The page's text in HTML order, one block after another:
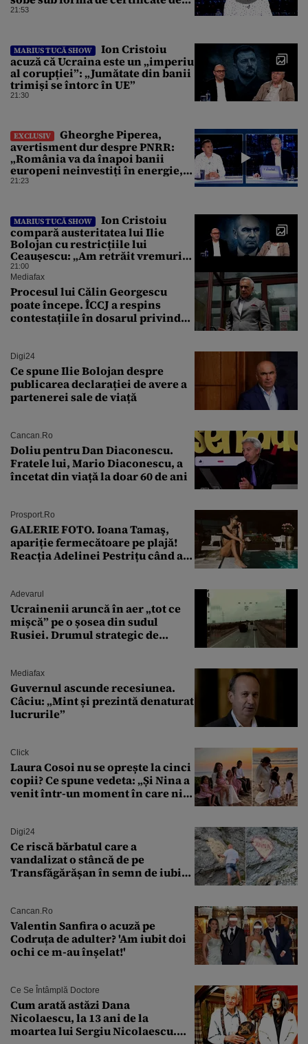
CO2
21:53
MARIUS TUCĂ SHOW
Ion Cristoiu
acuză că Ucraina este un „imperiu
al corupției”: „Jumătate din banii
trimiși se întorc în UE”
21:30
EXCLUSIV
Gheorghe Piperea,
avertisment dur despre PNRR:
„România va da înapoi banii
europeni neinvestiți în energie,
chiar dacă a închis centralele pe
21:23
MARIUS TUCĂ SHOW
Ion Cristoiu
compară austeritatea lui Ilie
Bolojan cu restricțiile lui
Ceaușescu: „Am retrăit vremurile
tinereții”
21:00
Mediafax
Procesul lui Călin Georgescu
poate începe. ÎCCJ a respins
contestațiile în dosarul privind
Digi24
Ce spune Ilie Bolojan despre
publicarea declarației de avere a
partenerei sale de viață
Cancan.ro
Doliu pentru Dan Diaconescu.
Fratele lui, Mario Diaconescu, a
încetat din viață la doar 60 de ani
Prosport.ro
GALERIE FOTO. Ioana Tamaş,
apariție fermecătoare pe plajă!
Reacția Adelinei Pestrițu când a
Adevarul
Ucrainenii aruncă în aer „tot ce
mișcă” pe o șosea din sudul
Rusiei. Drumul strategic de
Mediafax
Guvernul ascunde recesiunea.
Câciu: „Mint și prezintă denaturat
lucrurile”
Click
Laura Cosoi nu se oprește la cinci
copii? Ce spune vedeta: „Și Nina a
venit într-un moment în care nici
Digi24
Ce riscă bărbatul care a
vandalizat o stâncă de pe
Transfăgărășan în semn de iubire
Cancan.ro
Valentin Sanfira o acuză pe
Codruța de adulter? 'Am iubit doi
ochi ce m-au înșelat!'
Ce Se Întâmplă Doctore
Cum arată astăzi Dana
Nicolaescu, la 13 ani de la
moartea lui Sergiu Nicolaescu.